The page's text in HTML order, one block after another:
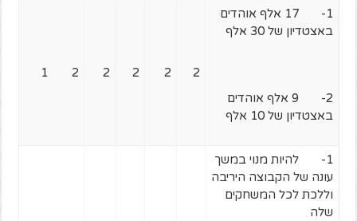
1- 17 אלף אוהדים
באצטדיון של 30 אלף
2- 9 אלף אוהדים
באצטדיון של 10 אלף
2
2
2
2
2
1
1- להיות מנוי במשך
עונה של הקבוצה היריבה
וללכת לכל המשחקים
שלה